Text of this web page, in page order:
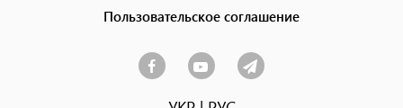
Пользовательское соглашение